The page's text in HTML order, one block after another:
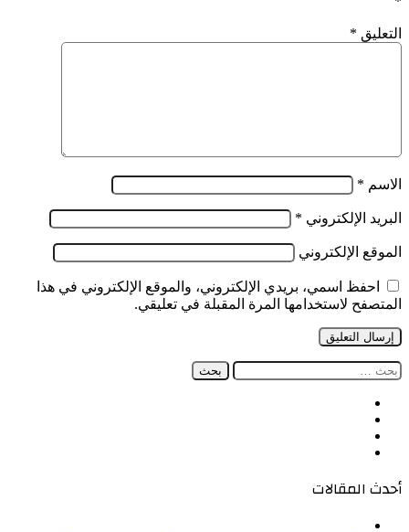
الفارط
التعليق *
الاسم *
البريد الإلكتروني *
الموقع الإلكتروني
احفظ اسمي، بريدي الإلكتروني، والموقع الإلكتروني في هذا
المتصفح لاستخدامها المرة المقبلة في تعليقي.
البحث
أحدث المقالات